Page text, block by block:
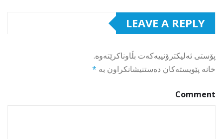
LEAVE A REPLY
پۆستی ئەلیکترۆنییەکەت بڵاوناکرێتەوە.
خانە پێویستەکان دەستنیشانکراون بە *
Comment